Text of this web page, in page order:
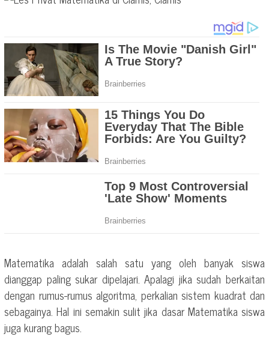
Matematika adalah salah satu yang oleh banyak siswa
dianggap paling sukar dipelajari. Apalagi jika sudah berkaitan
dengan rumus-rumus algoritma, perkalian sistem kuadrat dan
sebagainya. Hal ini semakin sulit jika dasar Matematika siswa
juga kurang bagus.